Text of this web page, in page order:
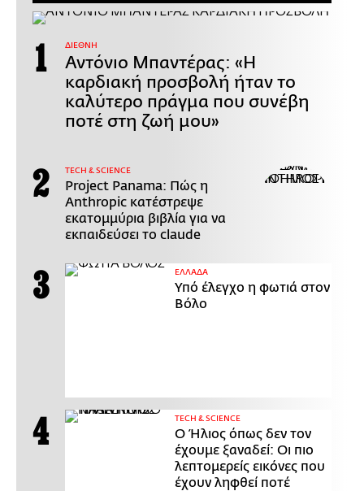
ΔΙΕΘΝΗ
Αντόνιο Μπαντέρας: «Η
καρδιακή προσβολή ήταν το
καλύτερο πράγμα που συνέβη
ποτέ στη ζωή μου»
ΤECH & SCIENCE
Project Panama: Πώς η
Anthropic κατέστρεψε
εκατομμύρια βιβλία για να
εκπαιδεύσει το claude
ΕΛΛΑΔΑ
Υπό έλεγχο η φωτιά στον
Βόλο
ΤECH & SCIENCE
Ο Ήλιος όπως δεν τον
έχουμε ξαναδεί: Οι πιο
λεπτομερείς εικόνες που
έχουν ληφθεί ποτέ